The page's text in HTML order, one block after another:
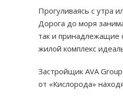
Прогуливаясь с утра
Дорога до моря
так и принадлежащие
жилой комплекс
Застройщик AVA
от «Кислорода»